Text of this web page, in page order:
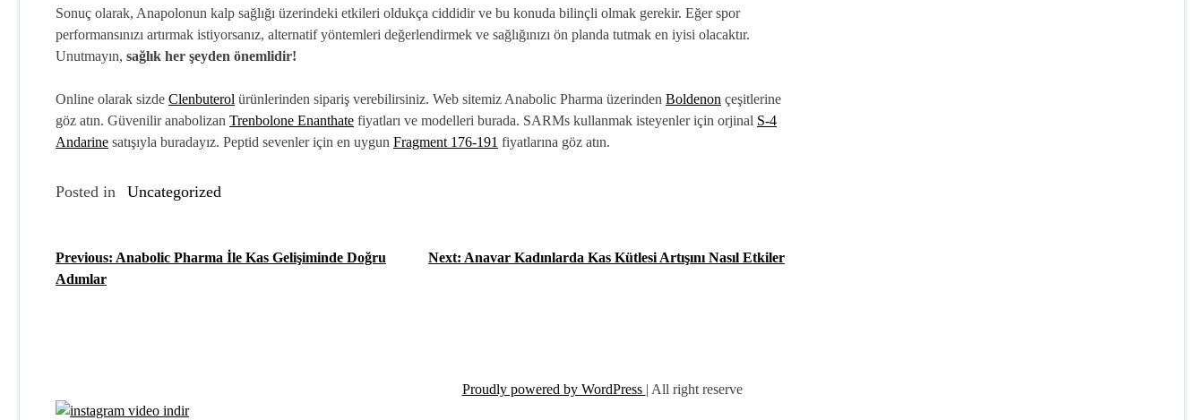
Sonuç olarak, Anapolonun kalp sağlığı üzerindeki etkileri oldukça ciddidir ve bu konuda bilinçli olmak gerekir. Eğer spor
performansınızı artırmak istiyorsanız, alternatif yöntemleri değerlendirmek ve sağlığınızı ön planda tutmak en iyisi olacaktır.
Unutmayın, sağlık her şeyden önemlidir!
Online olarak sizde Clenbuterol ürünlerinden sipariş verebilirsiniz. Web sitemiz Anabolic Pharma üzerinden Boldenon çeşitlerine
göz atın. Güvenilir anabolizan Trenbolone Enanthate fiyatları ve modelleri burada. SARMs kullanmak isteyenler için orjinal S-4
Andarine satışıyla buradayız. Peptid sevenler için en uygun Fragment 176-191 fiyatlarına göz atın.
Posted in Uncategorized
Y
Previous: Anabolic Pharma İle Kas Gelişiminde Doğru
Adımlar
Next: Anavar Kadınlarda Kas Kütlesi Artışını Nasıl Etkiler
Proudly powered by WordPress | All right reserve